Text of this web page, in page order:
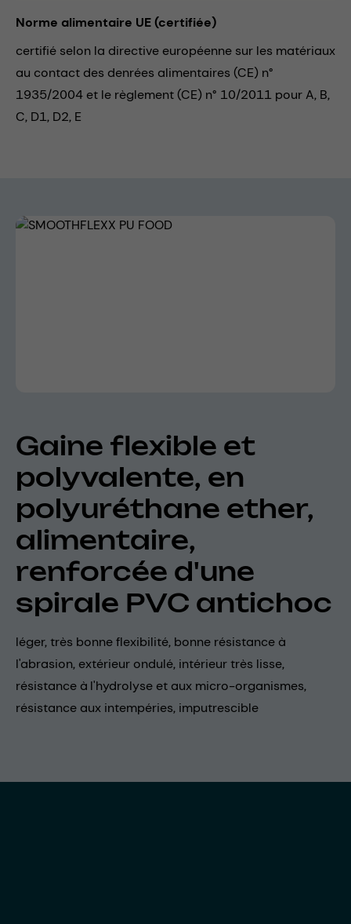
Norme alimentaire UE (certifiée)
certifié selon la directive européenne sur les matériaux
au contact des denrées alimentaires (CE) n°
1935/2004 et le règlement (CE) n° 10/2011 pour A, B,
C, D1, D2, E
Skip image gallery
Gaine flexible et
polyvalente, en
polyuréthane ether,
alimentaire,
renforcée d'une
spirale PVC antichoc
léger, très bonne flexibilité, bonne résistance à
l'abrasion, extérieur ondulé, intérieur très lisse,
résistance à l'hydrolyse et aux micro-organismes,
résistance aux intempéries, imputrescible